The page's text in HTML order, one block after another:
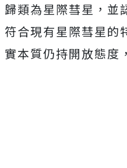
歸類為星際彗星，並
符合現有星際彗星的
實本質仍持開放態度